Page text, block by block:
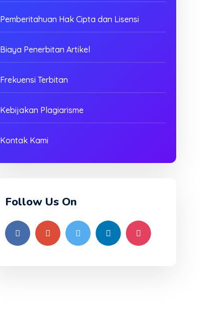
Pemberitahuan Hak Cipta dan Lisensi
Biaya Penerbitan Artikel
Frekuensi Terbitan
Kebijakan Plagiarisme
Kontak Kami
Follow Us On